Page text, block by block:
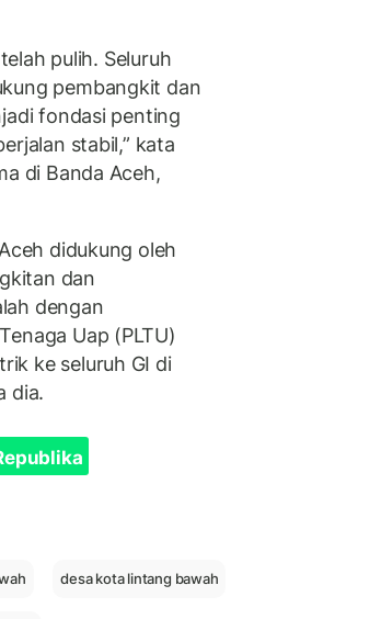
pulih. Seluruh
pembangkit dan
fondasi penting
stabil,” kata
di Banda Aceh,
didukung oleh
dan
dengan
Uap (PLTU)
ke seluruh GI di
dia.
desa kota lintang bawah